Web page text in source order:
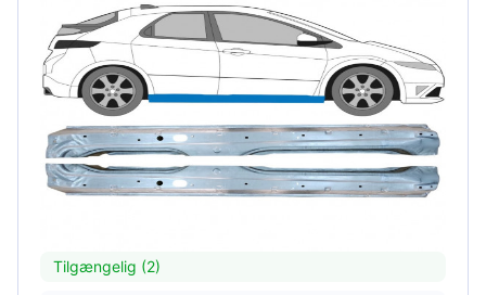
Tilgængelig (2)